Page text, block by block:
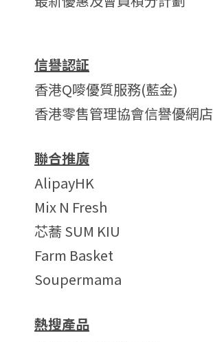
信譽認証
香港Q嘜優質服務(藍金)
香港零售管理協會信譽優網店
聯合推廣
AlipayHK
Mix N Fresh
芯蕎 SUM KIU
Farm Basket
Soupermama
熱搜產品